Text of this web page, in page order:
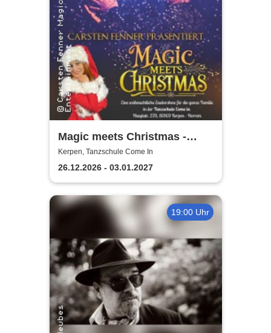
Magic meets Christmas -
Tanzschule Come In
Kerpen, Tanzschule Come In
26.12.2026 - 03.01.2027
19:00 Uhr